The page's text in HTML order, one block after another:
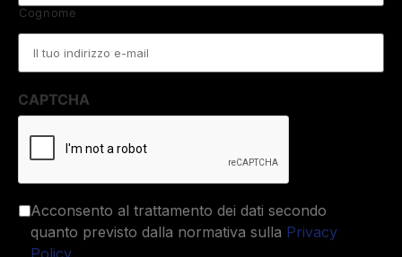
Cognome
Email
CAPTCHA
Acconsento al trattamento dei dati secondo
quanto previsto dalla normativa sulla Privacy
Policy